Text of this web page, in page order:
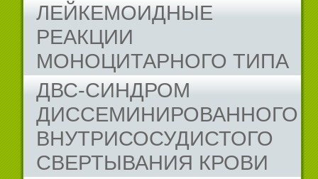
ЛЕЙКЕМОИДНЫЕ
РЕАКЦИИ
МОНОЦИТАРНОГО ТИПА
ДВС-СИНДРОМ
ДИССЕМИНИРОВАННОГО
ВНУТРИСОСУДИСТОГО
СВЕРТЫВАНИЯ КРОВИ